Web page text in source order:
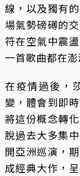
線，以及獨有
場氣勢磅礡的
符在空氣中震
一首歌曲都在
在疫情過後，
變，體會到即
將這份概念轉
脫過去大多集
開亞洲巡演，
成經典大作，